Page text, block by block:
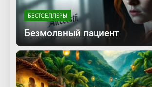
БЕСТСЕЛЛЕРЫ
Безмолвный пациент